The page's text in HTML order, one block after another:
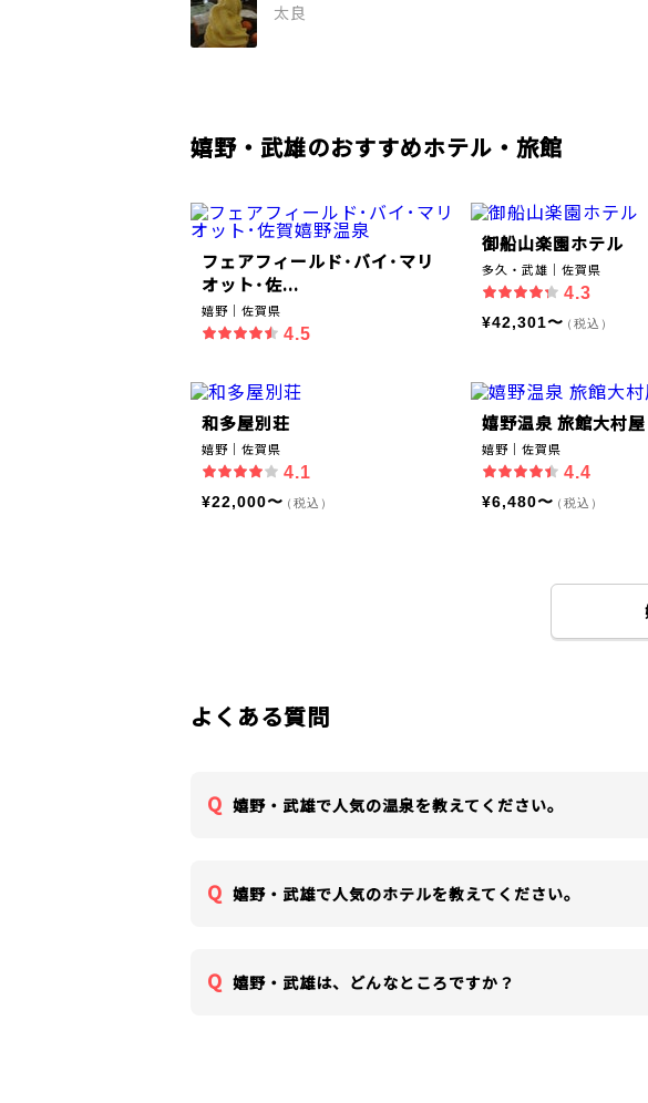
太良
嬉野・武雄のおすすめホテル・旅館
フェアフィールド･バイ･マリ
オット･佐...
嬉野｜佐賀県
4.5
御船山楽園ホテル
多久・武雄｜佐賀県
4.3
¥42,301〜（税込）
和多屋別荘
嬉野｜佐賀県
4.1
¥22,000〜（税込）
嬉野温泉 旅館大村屋
嬉野｜佐賀県
4.4
¥6,480〜（税込）
よくある質問
嬉野・武雄で人気の温泉を教えてください。
嬉野・武雄で人気のホテルを教えてください。
嬉野・武雄は、どんなところですか？